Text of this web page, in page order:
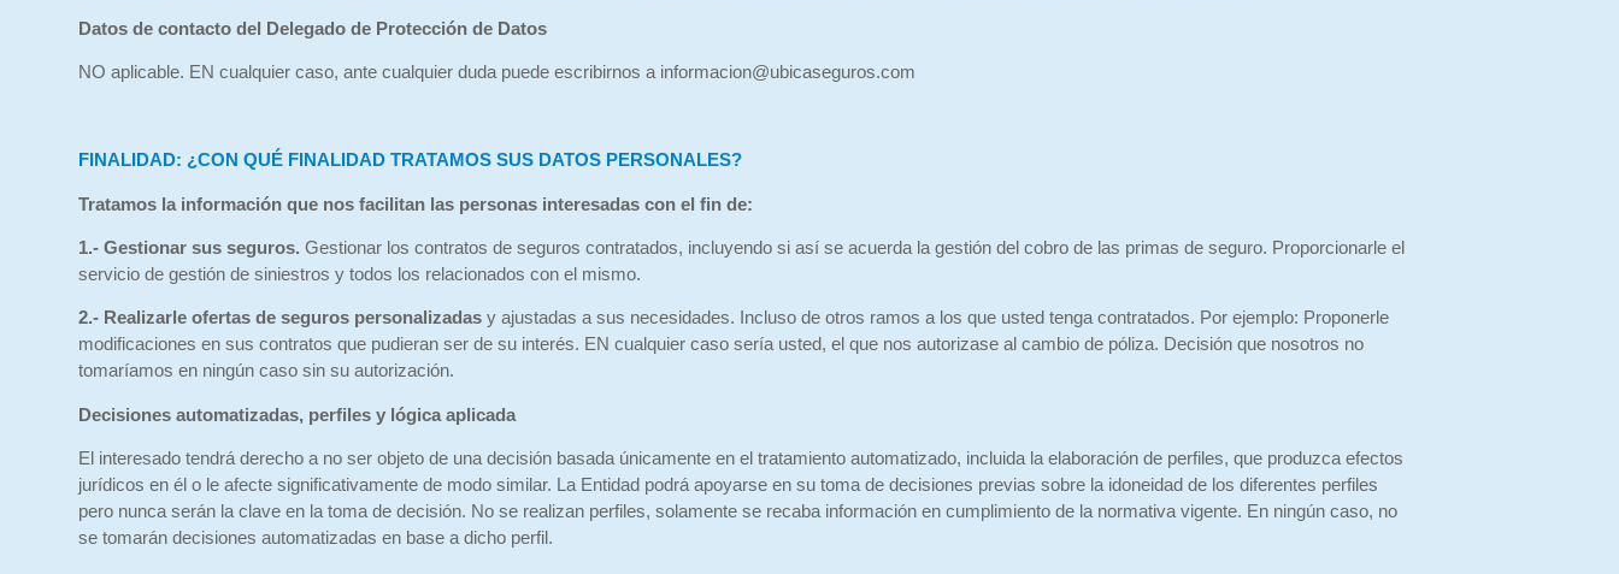
Datos de contacto del Delegado de Protección de Datos
NO aplicable. EN cualquier caso, ante cualquier duda puede escribirnos a informacion@ubicaseguros.com
FINALIDAD: ¿CON QUÉ FINALIDAD TRATAMOS SUS DATOS PERSONALES?
Tratamos la información que nos facilitan las personas interesadas con el fin de:
1.- Gestionar sus seguros. Gestionar los contratos de seguros contratados, incluyendo si así se acuerda la gestión del cobro de las primas de seguro. Proporcionarle el
servicio de gestión de siniestros y todos los relacionados con el mismo.
2.- Realizarle ofertas de seguros personalizadas y ajustadas a sus necesidades. Incluso de otros ramos a los que usted tenga contratados. Por ejemplo: Proponerle
modificaciones en sus contratos que pudieran ser de su interés. EN cualquier caso sería usted, el que nos autorizase al cambio de póliza. Decisión que nosotros no
tomaríamos en ningún caso sin su autorización.
Decisiones automatizadas, perfiles y lógica aplicada
El interesado tendrá derecho a no ser objeto de una decisión basada únicamente en el tratamiento automatizado, incluida la elaboración de perfiles, que produzca efectos
jurídicos en él o le afecte significativamente de modo similar. La Entidad podrá apoyarse en su toma de decisiones previas sobre la idoneidad de los diferentes perfiles
pero nunca serán la clave en la toma de decisión. No se realizan perfiles, solamente se recaba información en cumplimiento de la normativa vigente. En ningún caso, no
se tomarán decisiones automatizadas en base a dicho perfil.